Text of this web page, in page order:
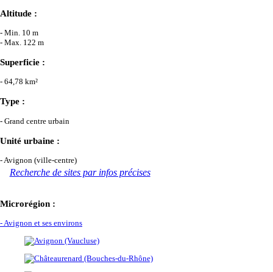
Altitude :
- Min. 10 m
- Max. 122 m
Superficie :
- 64,78 km²
Type :
- Grand centre urbain
Unité urbaine :
- Avignon (ville-centre)
Recherche de sites par infos précises
Microrégion :
- Avignon et ses environs